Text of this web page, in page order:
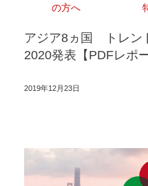
の方へ
アジア8ヵ国 トレン
2020発表【PDFレポー
2019年12月23日